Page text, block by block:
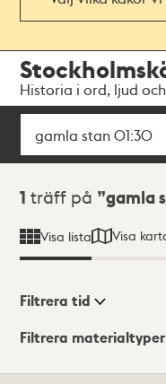
navigationen
huvudinnehållet
Historia i ord, ljud
Sök
Sökresultat
1 träff på gamla
Visa lista Visa
Visningsläge
Filtrera tid
Filtrera materialtyper